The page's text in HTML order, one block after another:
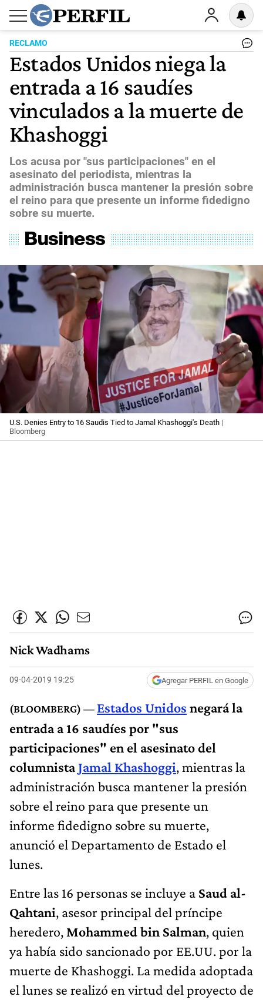
RECLAMO
Estados Unidos niega la
entrada a 16 saudíes
vinculados a la muerte de
Khashoggi
Los acusa por "sus participaciones" en el
asesinato del periodista, mientras la
administración busca mantener la presión sobre
el reino para que presente un informe fidedigno
sobre su muerte.
U.S. Denies Entry to 16 Saudis Tied to Jamal Khashoggi's Death |
Bloomberg
Nick Wadhams
09-04-2019 19:25 Agregar PERFIL en Google
Estados Unidos negará la
entrada a 16 saudíes por "sus
participaciones" en el asesinato del
columnistaJamal Khashoggi, mientras la
administración busca mantener la presión
sobre el reino para que presente un
informe fidedigno sobre su muerte,
anunció el Departamento de Estado el
lunes.
Entre las 16 personas se incluye a Saud al-
Qahtani, asesor principal del príncipe
heredero, Mohammed bin Salman, quien
ya había sido sancionado por EE.UU. por la
muerte de Khashoggi. La medida adoptada
el lunes se realizó en virtud del proyecto de